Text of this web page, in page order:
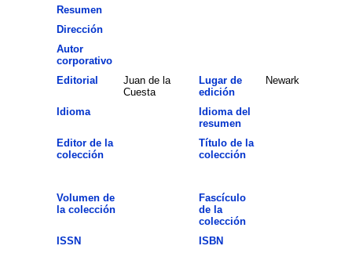
Resumen
Dirección
Autor
corporativo
Editorial
Juan de la
Cuesta
Lugar de
edición
Newark
Idioma
Idioma del
resumen
Editor de la
colección
Título de la
colección
Volumen de
la colección
Fascículo
de la
colección
ISSN
ISBN